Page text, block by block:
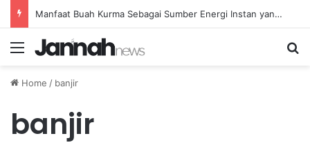
Manfaat Buah Kurma Sebagai Sumber Energi Instan yang Sehat dan Bergizi untuk Kesehatan
Menu
Home / banjir
banjir